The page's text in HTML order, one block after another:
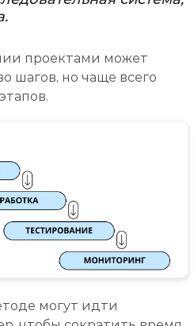
проектами может
шагов, но чаще всего
могут идти